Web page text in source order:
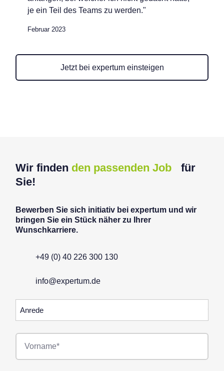
je ein Teil des Teams zu werden."
Februar 2023
Jetzt bei expertum einsteigen
Wir finden den passenden Job für
Sie!
Bewerben Sie sich initiativ bei expertum und wir
bringen Sie ein Stück näher zu Ihrer
Wunschkarriere.
+49 (0) 40 226 300 130
info@expertum.de
Vorname*